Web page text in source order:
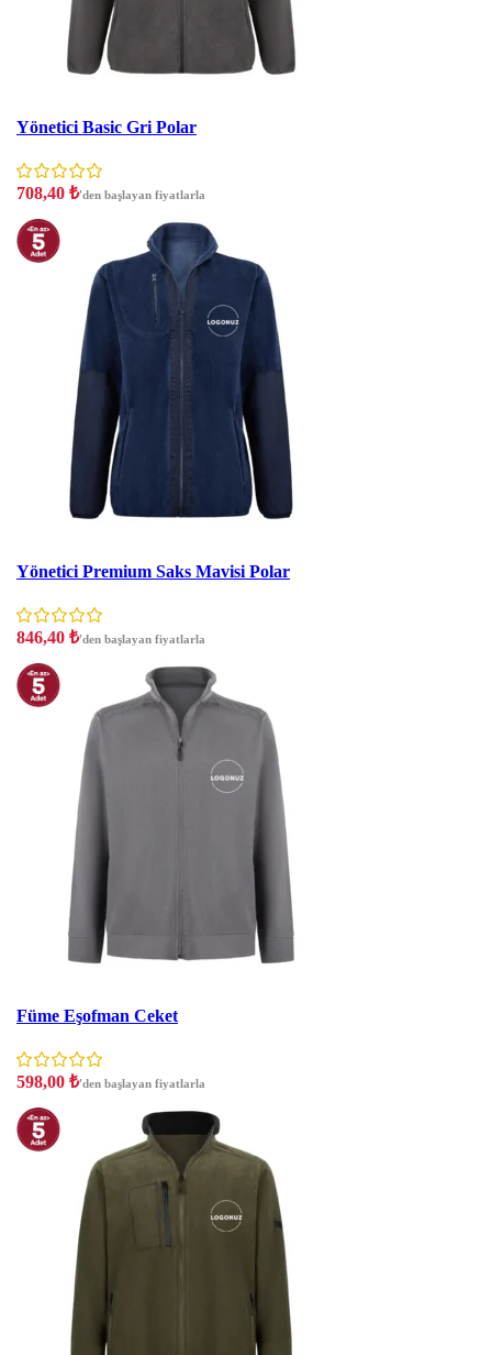
Yönetici Basic Gri Polar
708,40 ₺'den başlayan fiyatlarla
Yönetici Premium Saks Mavisi Polar
846,40 ₺'den başlayan fiyatlarla
Füme Eşofman Ceket
598,00 ₺'den başlayan fiyatlarla